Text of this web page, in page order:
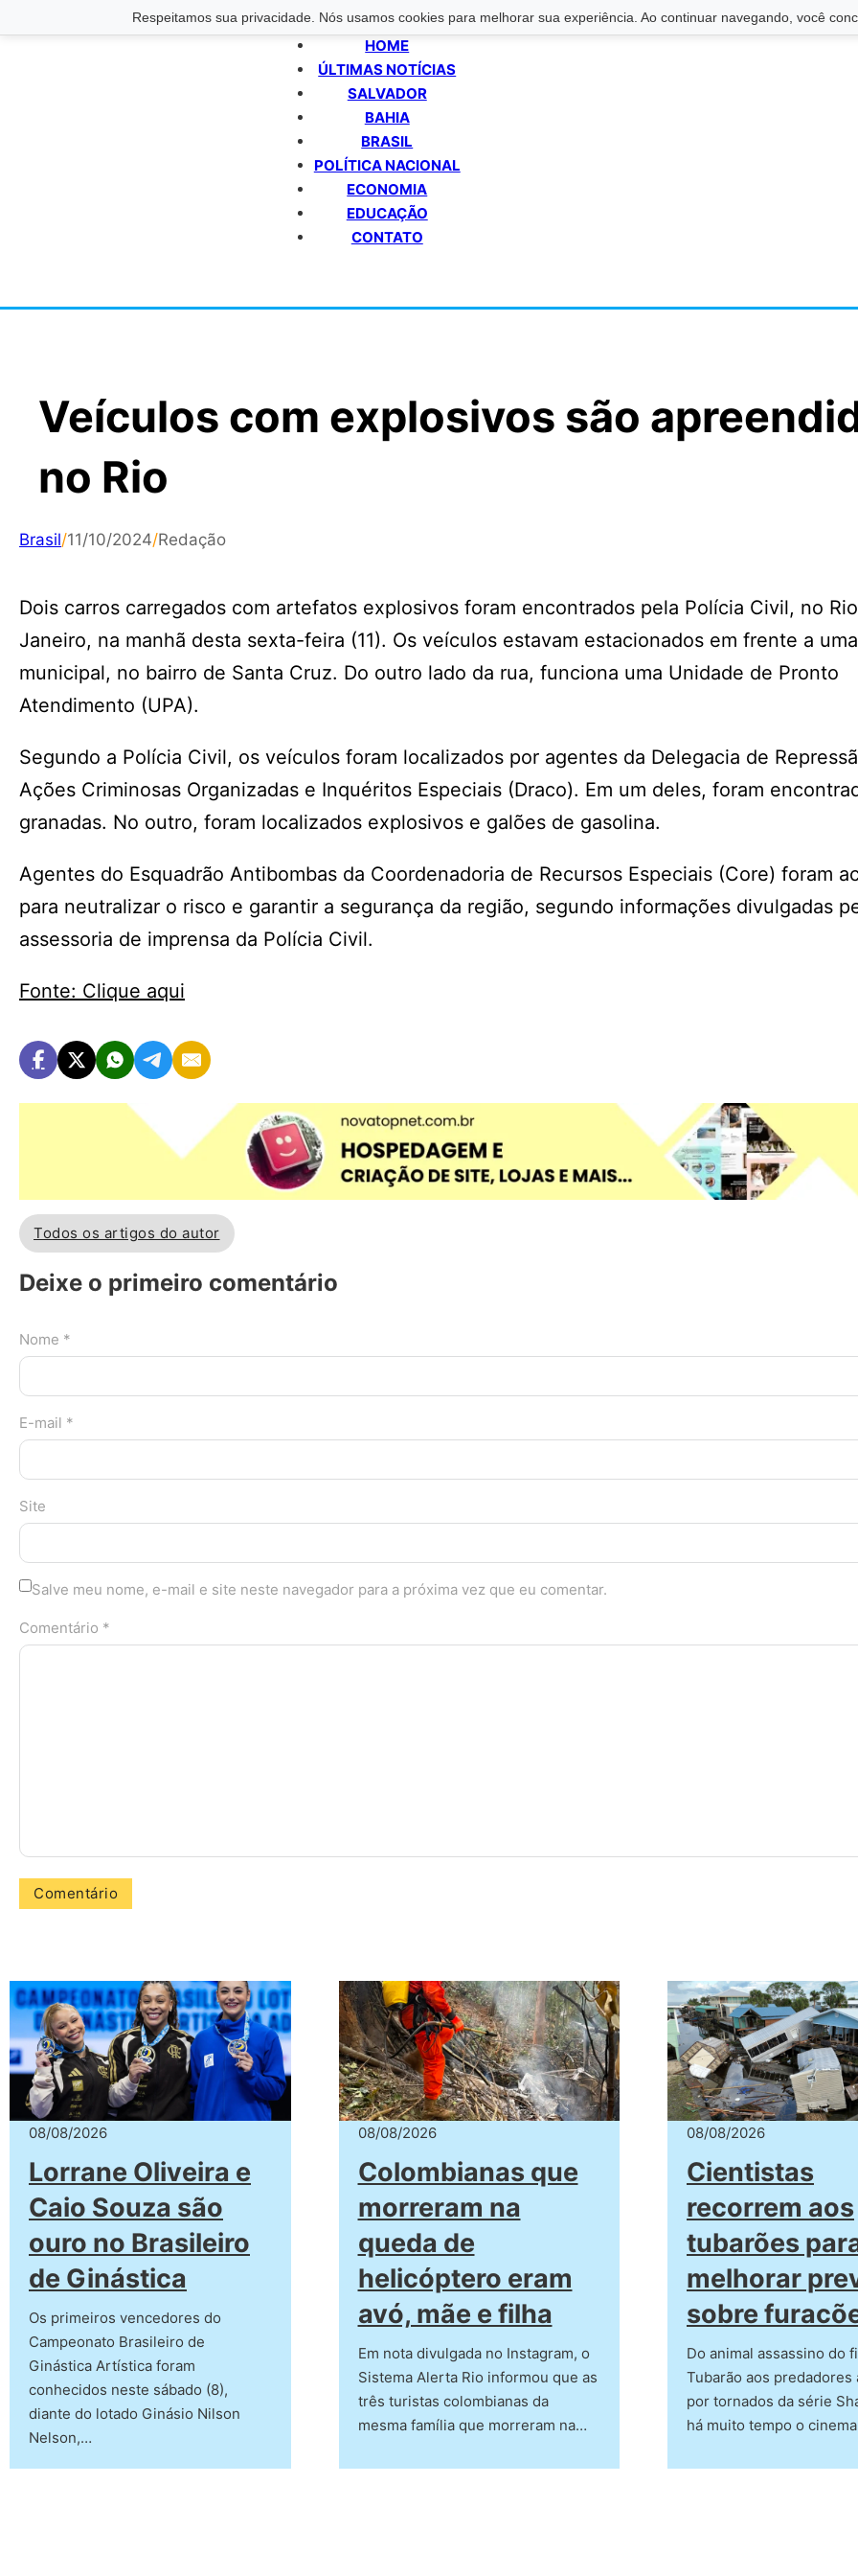
Respeitamos sua privacidade. Nós usamos cookies para melhorar sua experiência. Ao continuar navegando, você
HOME
ÚLTIMAS NOTÍCIAS
SALVADOR
BAHIA
BRASIL
POLÍTICA NACIONAL
ECONOMIA
EDUCAÇÃO
CONTATO
Veículos com explosivos são
no Rio
Brasil/11/10/2024/Redação
Dois carros carregados com artefatos explosivos foram encontrados pela Polícia Civil, no
Janeiro, na manhã desta sexta-feira (11). Os veículos estavam estacionados em frente a
municipal, no bairro de Santa Cruz. Do outro lado da rua, funciona uma Unidade de Pronto
Atendimento (UPA).
Segundo a Polícia Civil, os veículos foram localizados por agentes da Delegacia de
Ações Criminosas Organizadas e Inquéritos Especiais (Draco). Em um deles, foram
granadas. No outro, foram localizados explosivos e galões de gasolina.
Agentes do Esquadrão Antibombas da Coordenadoria de Recursos Especiais (Core) foram
para neutralizar o risco e garantir a segurança da região, segundo informações divulgadas
assessoria de imprensa da Polícia Civil.
Fonte: Clique aqui
Todos os artigos do autor
Deixe o primeiro comentário
Nome *
E-mail *
Site
Salve meu nome, e-mail e site neste navegador para a próxima vez que eu comentar.
Comentário *
08/08/2026
Lorrane Oliveira e
Caio Souza são
ouro no Brasileiro
de Ginástica
Os primeiros vencedores do
Campeonato Brasileiro de
Ginástica Artística foram
conhecidos neste sábado (8),
diante do lotado Ginásio Nilson
Nelson,…
08/08/2026
Colombianas que
morreram na
queda de
helicóptero eram
avó, mãe e filha
Em nota divulgada no Instagram, o
Sistema Alerta Rio informou que as
três turistas colombianas da
mesma família que morreram na…
08/08/2026
Cientistas
recorrem aos
tubarões
melhorar
sobre
Do animal assassino do
Tubarão aos predadores
por tornados da série
há muito tempo o